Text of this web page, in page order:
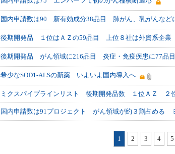
国内申請数は90 新有効成分38品目 肺がん、乳がんなど
後期開発品 １位はＡＺの59品目 上位８社は外資系企業
後期開発品 がん領域に216品目 炎症・免疫疾患に77品目
希少なSOD1-ALSの新薬 いよいよ国内導入へ
ミクスパイプラインリスト 後期開発品数 １位ＡＺ ２
国内申請数は91プロジェクト がん領域が約３割占める
1 2 3 4 5